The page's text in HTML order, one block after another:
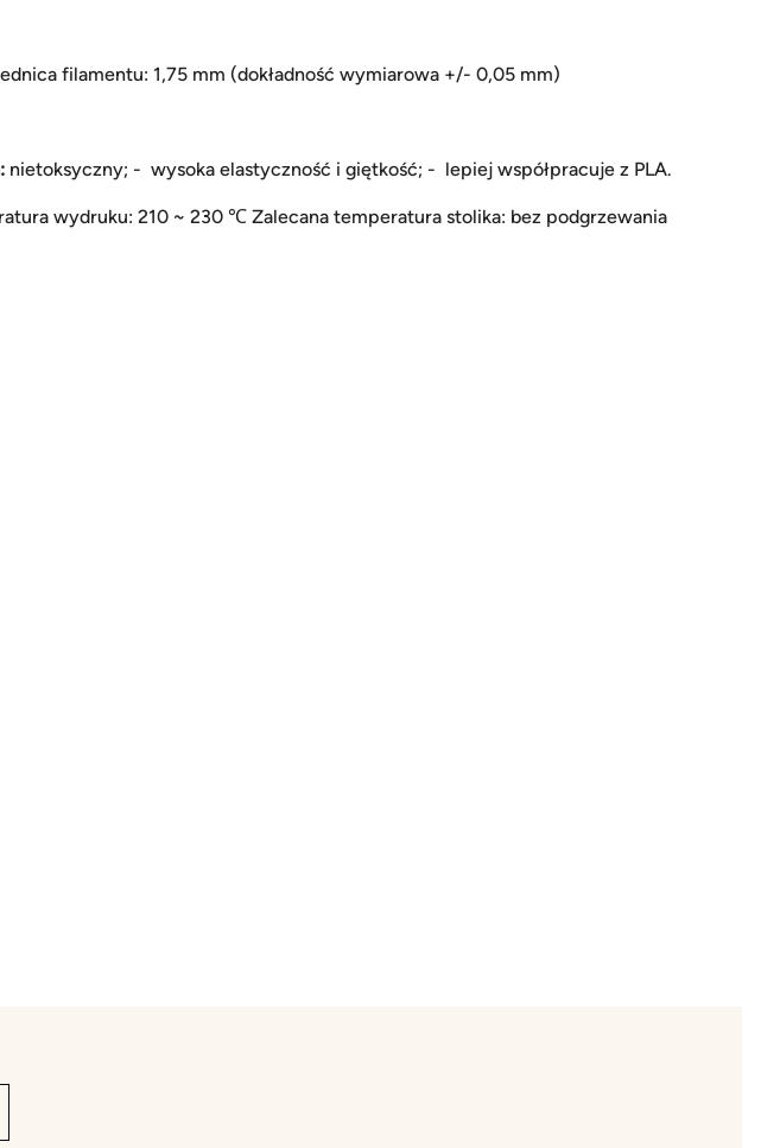
filamentu: 1,75 mm (dokładność wymiarowa +/- 0,05 mm)
nietoksyczny; - wysoka elastyczność i giętkość; - lepiej współpracuje z PLA.
wydruku: 210 ~ 230 ℃ Zalecana temperatura stolika: bez podgrzewania